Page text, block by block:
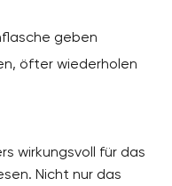
geben
öfter wiederholen
wirkungsvoll für das
Nicht nur das